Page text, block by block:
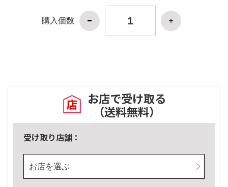
購入個数
お店で受け取る
（送料無料）
受け取り店舗：
お店を選ぶ